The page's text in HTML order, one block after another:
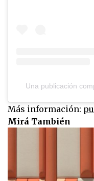
Una publicación
Más información:
Mirá También